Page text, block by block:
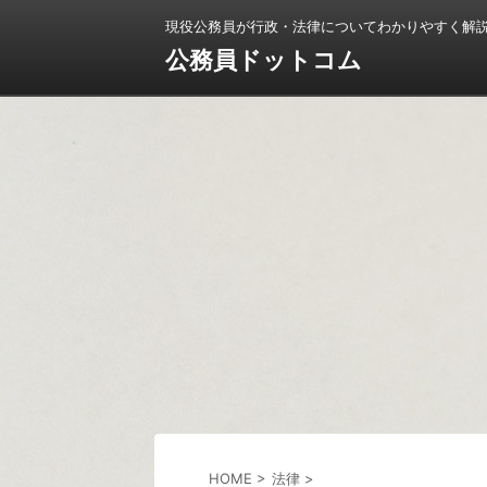
現役公務員が行政・法律についてわかりやすく解
公務員ドットコム
HOME > 法律 >